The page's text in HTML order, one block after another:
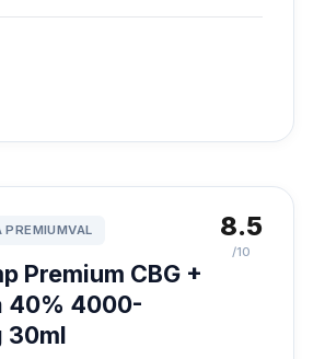
PREMIUMVAL
Premium CBG +
40% 4000-
30ml
8.5
/10